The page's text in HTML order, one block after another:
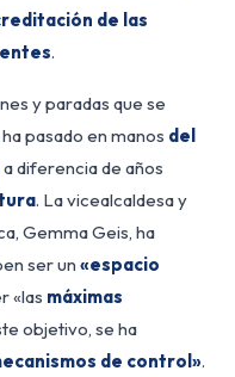
de las
.
y paradas que se
pasado en manos del
a diferencia de años
. La vicealcaldesa y
Gemma Geis, ha
ser un «espacio
«las máximas
objetivo, se ha
de control».